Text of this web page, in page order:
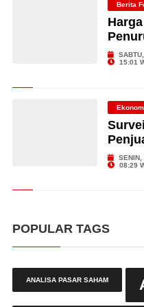
Berita
15:01
SENIN,
08:29
POPULAR TAGS
ANALISA PASAR SAHAM